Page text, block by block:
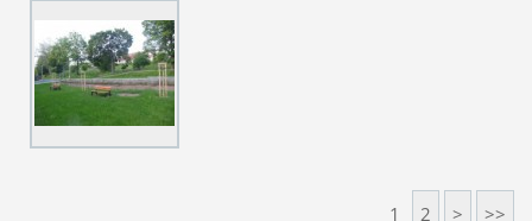
1 2 > >>